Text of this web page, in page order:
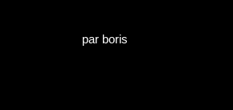
par boris